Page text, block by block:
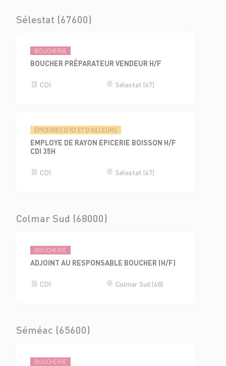
Sélestat (67600)
BOUCHERIE
BOUCHER PRÉPARATEUR VENDEUR H/F
CDI Sélestat (67)
ÉPICERIES D'ICI ET D'AILLEURS
EMPLOYE DE RAYON EPICERIE BOISSON H/F
CDI 35H
CDI Sélestat (67)
Colmar Sud (68000)
BOUCHERIE
ADJOINT AU RESPONSABLE BOUCHER (H/F)
CDI Colmar Sud (68)
Séméac (65600)
BOUCHERIE